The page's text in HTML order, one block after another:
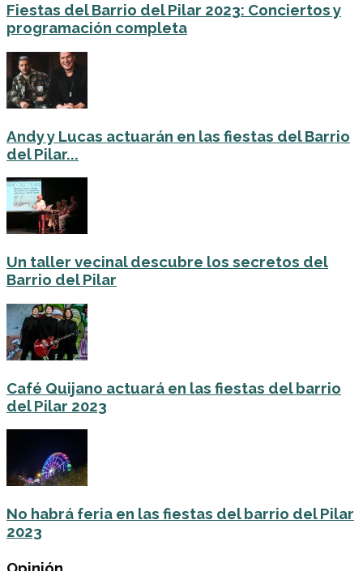
Fiestas del Barrio del Pilar 2023: Conciertos y
programación completa
Andy y Lucas actuarán en las fiestas del Barrio
del Pilar...
Un taller vecinal descubre los secretos del
Barrio del Pilar
Café Quijano actuará en las fiestas del barrio
del Pilar 2023
No habrá feria en las fiestas del barrio del Pilar
2023